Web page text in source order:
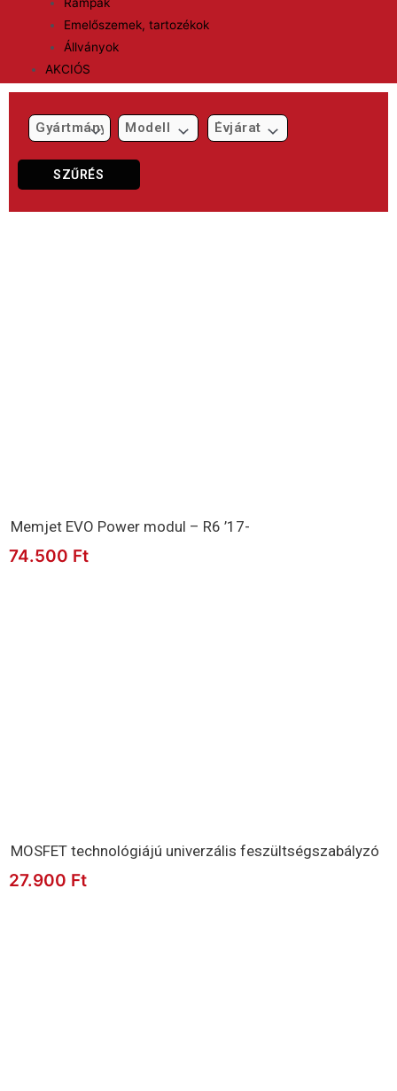
Emelőszemek, tartozékok
Állványok
AKCIÓS
SZŰRÉS
Memjet EVO Power modul – R6 ’17-
74.500 Ft
MOSFET technológiájú univerzális feszültségszabályzó
27.900 Ft